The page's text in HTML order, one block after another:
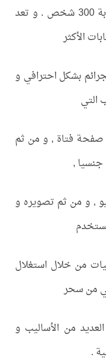
يسقطون في وحل الابتزاز يوميا , قرابة 300 شخص . و تعد
الأكثر
بشكل احترافي و
التي
صفحة فتاة , و من ثم
جنسيا ,
, و من ثم تصويره و
من خلال استغلال
من سحر
من الأساليب و
.